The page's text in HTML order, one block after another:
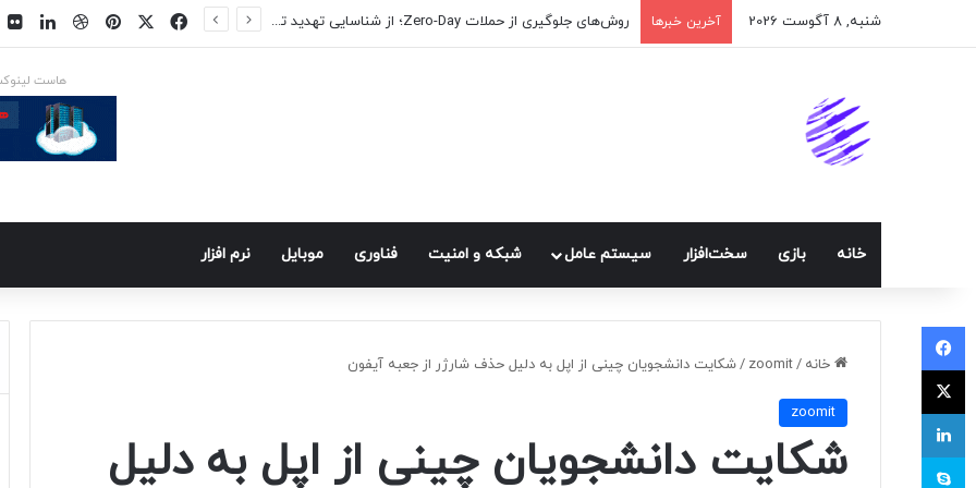
شنبه, 8 آگوست 2026 آخرین خبرها روش‌های جلوگیری از حملات Zero-Day؛ از شناسایی تهدید تا کاهش ریسک فیسبوک
ایکس پینتریستدریبببل
هاست
خانه بازی سخت‌افزار سيستم عامل شبكه و امنيت فناوری موبايل نرم افزار
خانه /
zoomit
/شکایت دانشجویان چینی از اپل به دلیل حذف شارژر از جعبه آیفون
zoomit
شکایت دانشجویان چینی از اپل به دلیل
فیسبوک